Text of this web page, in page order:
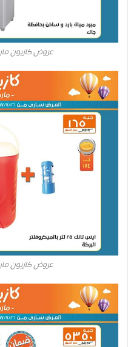
عروض كازيون
عروض كازيون